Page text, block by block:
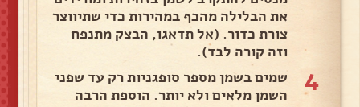
את הבלילה מהכף במהירות כדי שתיווצר
צורת כדור. (אל תדאגו, הבצק מתנפח
וזה קורה לבד).
4
שמים בשמן מספר סופגניות רק עד שפני
השמן מלאים ולא יותר. הוספת הרבה